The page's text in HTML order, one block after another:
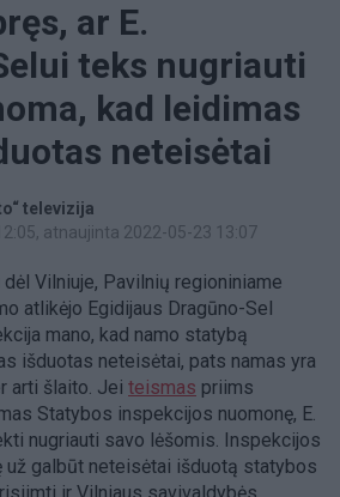
ar E.
teks nugriauti
kad leidimas
neteisėtai
televizija
, atnaujinta 2022-05-23 13:07
Vilniuje, Pavilnių regioniniame
atlikėjo Egidijaus Dragūno-Sel
mano, kad namo statybą
išduotas neteisėtai, pats namas yra
arti šlaito. Jei teismas priims
Statybos inspekcijos nuomonę, E.
nugriauti savo lėšomis. Inspekcijos
už galbūt neteisėtai išduotą statybos